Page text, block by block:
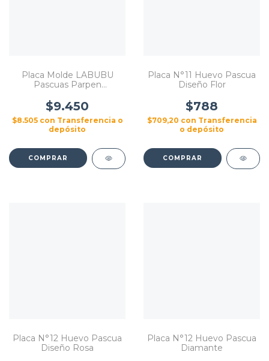
Placa Molde LABUBU
Pascuas Parpen
$9.450
$8.505 con Transferencia o
depósito
Placa N°11 Huevo Pascua
Diseño Flor
$788
$709,20 con Transferencia
o depósito
Placa N°12 Huevo Pascua
Diseño Rosa
Placa N°12 Huevo Pascua
Diamante